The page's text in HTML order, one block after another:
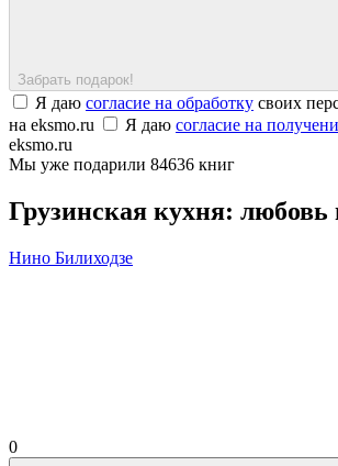
Забрать подарок!
Я даю согласие на обработку своих
на eksmo.ru
Я даю согласие на
eksmo.ru
Мы уже подарили 84636 книг
Грузинская кухня: любовь
Нино Билиходзе
0